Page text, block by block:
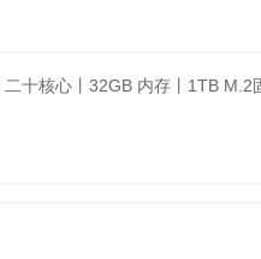
十核心丨32GB 内存丨1TB M.2